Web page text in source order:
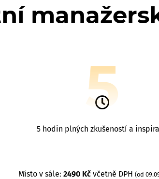
5
5 hodin plných zkušeností a
Místo v sále: 2490 Kč včetně DPH (od